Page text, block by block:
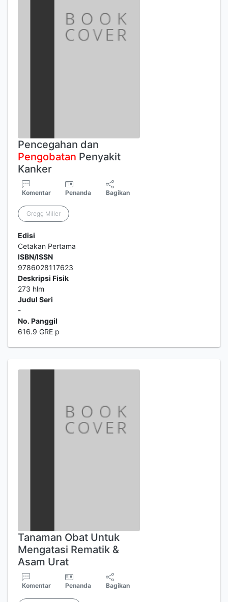
Pencegahan dan
Pengobatan Penyakit
Kanker
Komentar Penanda Bagikan
Gregg Miller
Edisi
Cetakan Pertama
ISBN/ISSN
9786028117623
Deskripsi Fisik
273 hlm
Judul Seri
-
No. Panggil
616.9 GRE p
Tanaman Obat Untuk
Mengatasi Rematik &
Asam Urat
Komentar Penanda Bagikan